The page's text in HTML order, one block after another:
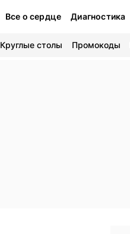
Все о сердце Диагностика
Круглые столы Промокоды